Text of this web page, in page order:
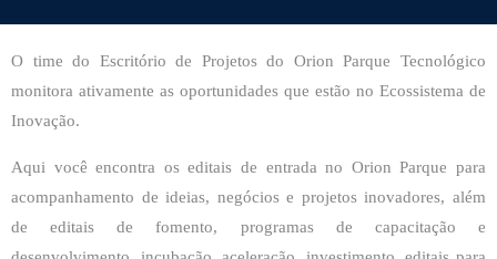
O time do Escritório de Projetos do Orion Parque Tecnológico
monitora ativamente as oportunidades que estão no Ecossistema de
Inovação.
Aqui você encontra os editais de entrada no Orion Parque para
acompanhamento de ideias, negócios e projetos inovadores, além
de editais de fomento, programas de capacitação e